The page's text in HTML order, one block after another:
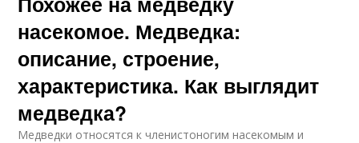
насекомое. Медведка:
описание, строение,
характеристика. Как выглядит
медведка?
Медведки относятся к членистоногим насекомым и